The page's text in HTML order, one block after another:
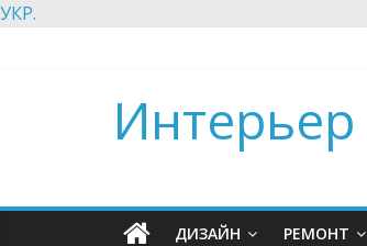
УКР.
Интерьер
ДИЗАЙН РЕМОНТ